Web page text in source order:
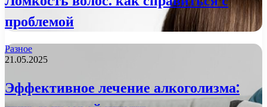
проблемой
Разное
21.05.2025
Эффективное лечение алкоголизма: